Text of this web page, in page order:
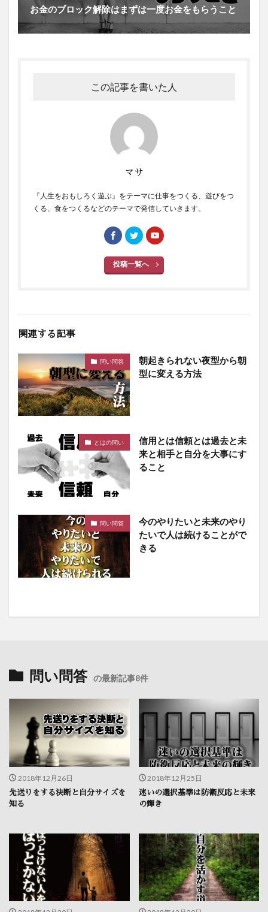
お金のブロック解除はまずは一度お金をもらうこと
この記事を書いた人
マサ
『人生をおもしろく遊ぶ』をテーマに仕事をつくる、遊びをつ
くる、食をつくるなどのテーマで発信していきます。
投稿一覧へ
関連する記事
問い問答
朝起きられない夜型から朝
型に変える方法
とはの問い
信用とは信頼とは過去と未
来と相手と自分を大事にす
ること
問い問答
今のやりたいと未来のやり
たいで人は続けることがで
きる
問い問答 の最新記事8件
2018年12月26日
先送りをする決断と自分サイズを
知る
2018年12月25日
迷いの選択基準は防衛反応と未来
の輝き